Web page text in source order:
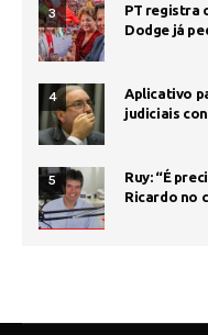
3
PT registra
Dodge já
4
Aplicativo
judiciais
5
Ruy: “É
Ricardo no